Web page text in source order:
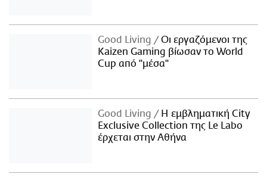
Good Living
Οι εργαζόμενοι της
Kaizen Gaming βίωσαν το World
Cup από "μέσα"
Good Living
Η εμβληματική City
Exclusive Collection της Le Labo
έρχεται στην Αθήνα